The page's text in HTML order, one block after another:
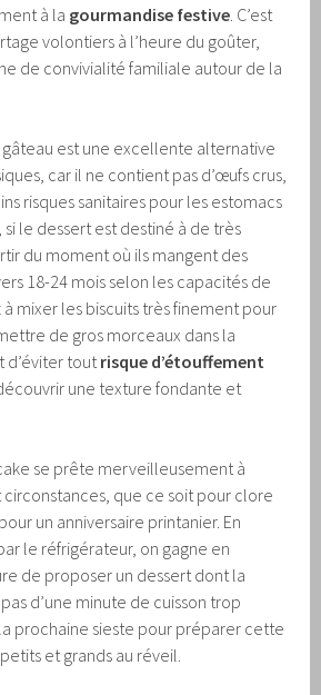
à la gourmandise festive . C’est
volontiers à l’heure du goûter,
de convivialité familiale autour de la
gâteau est une excellente alternative
car il ne contient pas d’œufs crus,
risques sanitaires pour les estomacs
le dessert est destiné à de très
du moment où ils mangent des
18-24 mois selon les capacités de
mixer les biscuits très finement pour
de gros morceaux dans la
d’éviter tout risque d’étouffement
une texture fondante et
se prête merveilleusement à
circonstances, que ce soit pour clore
un anniversaire printanier. En
le réfrigérateur, on gagne en
de proposer un dessert dont la
d’une minute de cuisson trop
prochaine sieste pour préparer cette
et grands au réveil.